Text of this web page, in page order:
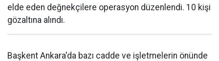
elde eden değnekçilere operasyon düzenlendi. 10 kişi
gözaltına alındı.
Başkent Ankara'da bazı cadde ve işletmelerin önünde